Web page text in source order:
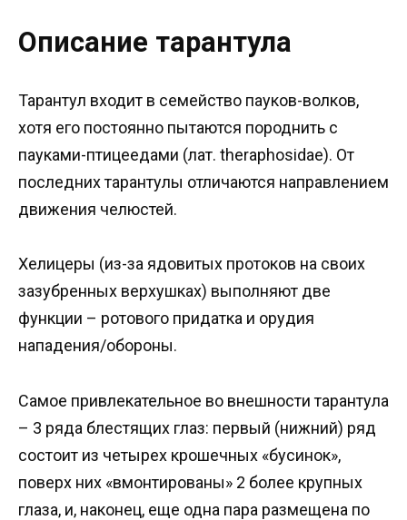
Описание тарантула
Тарантул входит в семейство пауков-волков,
хотя его постоянно пытаются породнить с
пауками-птицеедами (лат. theraphosidae). От
последних тарантулы отличаются направлением
движения челюстей.
Хелицеры (из-за ядовитых протоков на своих
зазубренных верхушках) выполняют две
функции – ротового придатка и орудия
нападения/обороны.
Самое привлекательное во внешности тарантула
– 3 ряда блестящих глаз: первый (нижний) ряд
состоит из четырех крошечных «бусинок»,
поверх них «вмонтированы» 2 более крупных
глаза, и, наконец, еще одна пара размещена по